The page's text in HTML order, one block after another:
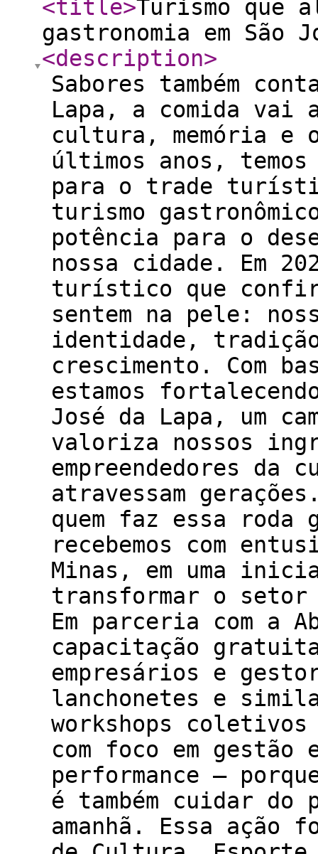
<title>Turismo que
gastronomia em São
<description>
Sabores também
Lapa, a comida vai
cultura, memória e
últimos anos, temos
para o trade
turismo
potência para o
nossa cidade. Em
turístico que
sentem na pele:
identidade,
crescimento. Com
estamos
José da Lapa, um
valoriza nossos
empreendedores da
atravessam
quem faz essa
recebemos com
Minas, em uma
transformar o
Em parceria com a
capacitação
empresários e
lanchonetes e
workshops
com foco em
performance —
é também cuidar do
amanhã. Essa ação